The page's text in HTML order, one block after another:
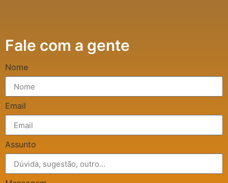
Fale com a gente
Nome
Email
Assunto